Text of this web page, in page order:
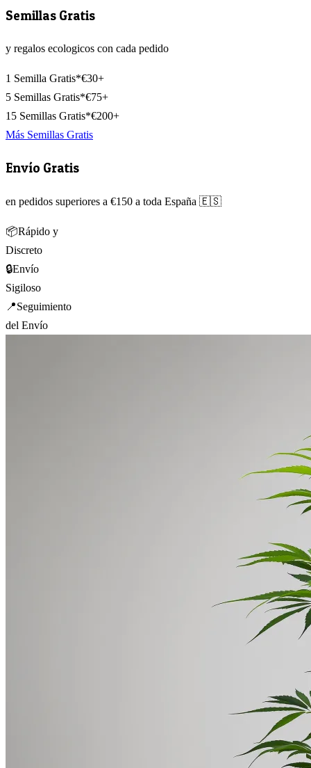
Semillas Gratis
y regalos ecologicos con cada pedido
1 Semilla Gratis*€30+
5 Semillas Gratis*€75+
15 Semillas Gratis*€200+
Más Semillas Gratis
Envío Gratis
en pedidos superiores a €150 a toda España 🇪🇸
📦Rápido y
Discreto
🔒Envío
Sigiloso
📍Seguimiento
del Envío